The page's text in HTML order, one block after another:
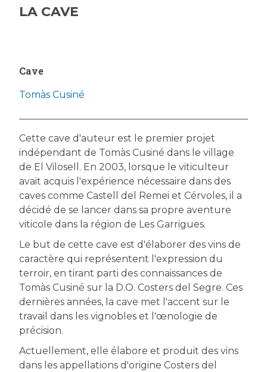
LA CAVE
Cave
Tomàs Cusiné
Cette cave d'auteur est le premier projet
indépendant de Tomàs Cusiné dans le village
de El Vilosell. En 2003, lorsque le viticulteur
avait acquis l'expérience nécessaire dans des
caves comme Castell del Remei et Cérvoles, il a
décidé de se lancer dans sa propre aventure
viticole dans la région de Les Garrigues.
Le but de cette cave est d'élaborer des vins de
caractère qui représentent l'expression du
terroir, en tirant parti des connaissances de
Tomàs Cusiné sur la D.O. Costers del Segre. Ces
dernières années, la cave met l'accent sur le
travail dans les vignobles et l'œnologie de
précision.
Actuellement, elle élabore et produit des vins
dans les appellations d'origine Costers del